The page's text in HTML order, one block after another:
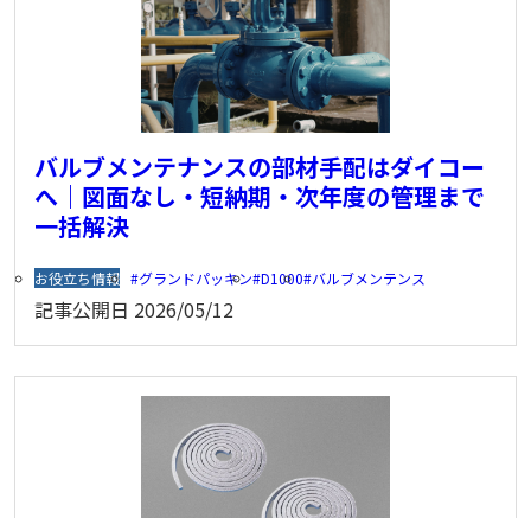
バルブメンテナンスの部材手配はダイコー
へ｜図面なし・短納期・次年度の管理まで
一括解決
お役立ち情報 グランドパッキン D1000 バルブメンテンス
記事公開日 2026/05/12